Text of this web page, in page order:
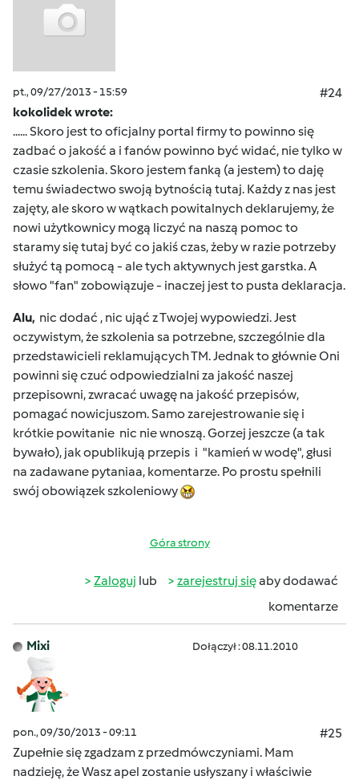
pt., 09/27/2013 - 15:59
#24
kokolidek wrote:
...... Skoro jest to oficjalny portal firmy to powinno się
zadbać o jakość a i fanów powinno być widać, nie tylko w
czasie szkolenia. Skoro jestem fanką (a jestem) to daję
temu świadectwo swoją bytnością tutaj. Każdy z nas jest
zajęty, ale skoro w wątkach powitalnych deklarujemy, że
nowi użytkownicy mogą liczyć na naszą pomoc to
staramy się tutaj być co jakiś czas, żeby w razie potrzeby
służyć tą pomocą - ale tych aktywnych jest garstka. A
słowo "fan" zobowiązuje - inaczej jest to pusta deklaracja.
Alu, nic dodać , nic ująć z Twojej wypowiedzi. Jest
oczywistym, że szkolenia sa potrzebne, szczególnie dla
przedstawicieli reklamujących TM. Jednak to głównie Oni
powinni się czuć odpowiedzialni za jakość naszej
przepisowni, zwracać uwagę na jakość przepisów,
pomagać nowicjuszom. Samo zarejestrowanie się i
krótkie powitanie nic nie wnoszą. Gorzej jeszcze (a tak
bywało), jak opublikują przepis i "kamień w wodę", głusi
na zadawane pytaniaa, komentarze. Po prostu spełnili
swój obowiązek szkoleniowy
Góra strony
Zaloguj lub zarejestruj sięaby dodawać
komentarze
Mixi Dołączył : 08.11.2010
pon., 09/30/2013 - 09:11
#25
Zupełnie się zgadzam z przedmówczyniami. Mam
nadzieję, że Wasz apel zostanie usłyszany i właściwie